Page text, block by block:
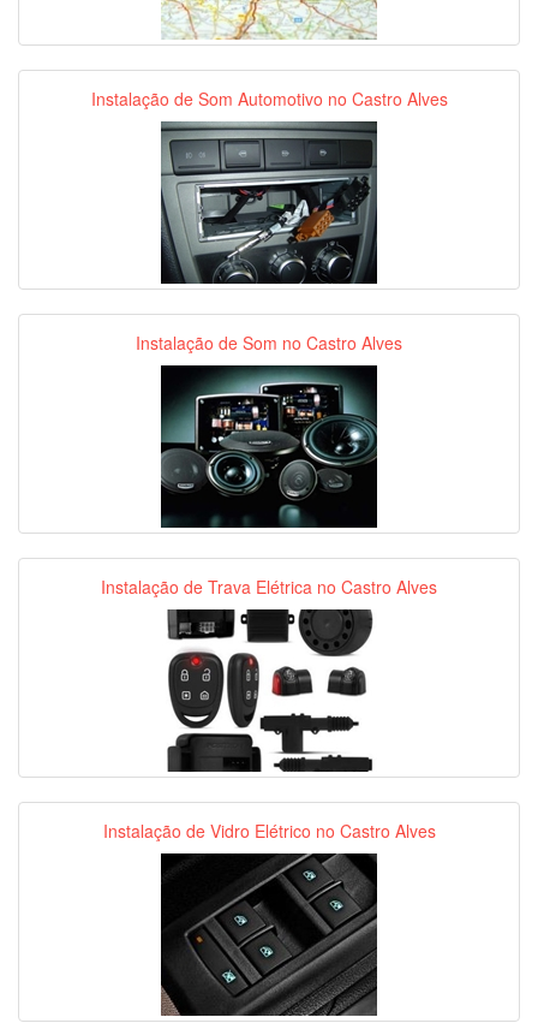
Instalação de Som Automotivo no Castro Alves
Instalação de Som no Castro Alves
Instalação de Trava Elétrica no Castro Alves
Instalação de Vidro Elétrico no Castro Alves